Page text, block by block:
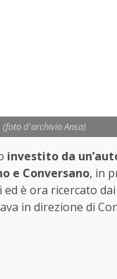
(foto d'archivio Ansa)
investito da
e Conversano, in
è ora ricercato
in direzione di